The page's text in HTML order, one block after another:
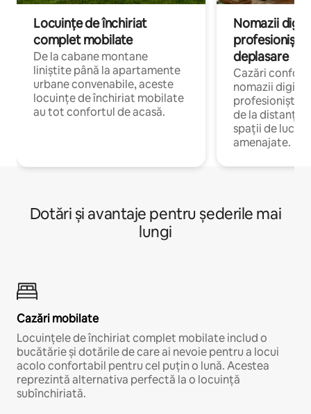
Locuințe de închiriat
complet mobilate
De la cabane montane
liniștite până la apartamente
urbane convenabile, aceste
locuințe de închiriat mobilate
au tot confortul de acasă.
Nomazii
profesioniștii
deplasare
Cazări
nomazii
profesioniștii
de la distanță,
spații de lucru
amenajate.
Dotări și avantaje pentru șederile mai
lungi
Cazări mobilate
Locuințele de închiriat complet mobilate includ o
bucătărie și dotările de care ai nevoie pentru a locui
acolo confortabil pentru cel puțin o lună. Acestea
reprezintă alternativa perfectă la o locuință
subînchiriată.